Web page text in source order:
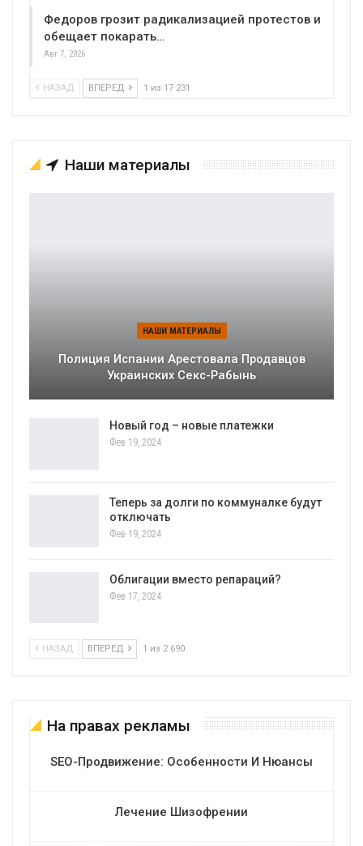
Федоров грозит радикализацией протестов и
обещает покарать…
Авг 7, 2026
НАЗАД ВПЕРЕД 1 из 17 231
Наши материалы
НАШИ МАТЕРИАЛЫ
Полиция Испании Арестовала Продавцов
Украинских Секс-Рабынь
Новый год – новые платежки
Фев 19, 2024
Теперь за долги по коммуналке будут
отключать
Фев 19, 2024
Облигации вместо репараций?
Фев 17, 2024
НАЗАД ВПЕРЕД 1 из 2 690
На правах рекламы
SEO-Продвижение: Особенности И Нюансы
Лечение Шизофрении